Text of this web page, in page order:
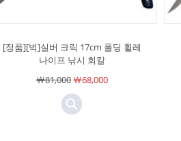
[정품][벅]실버 크릭 17cm 폴딩 휠레
나이프 낚시 회칼
￦81,000￦68,000